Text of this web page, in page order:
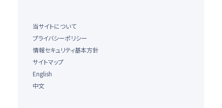
当サイトについて
プライバシーポリシー
情報セキュリティ基本方針
サイトマップ
English
中文